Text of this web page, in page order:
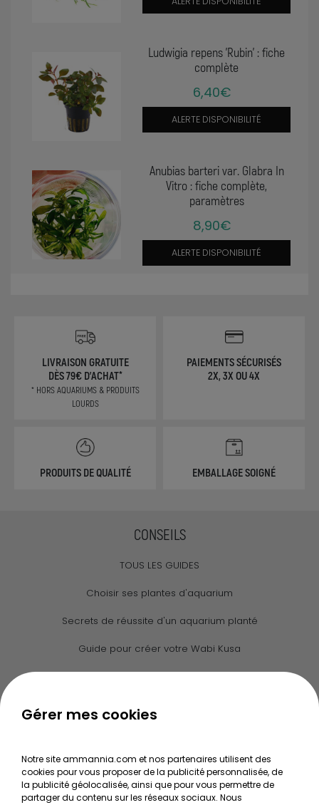
Ludwigia repens 'Rubin' : fiche
complète
6,40€
ALERTE DISPONIBILITÉ
Anubias barteri var. Glabra In
Vitro : fiche complète,
paramètres
8,90€
ALERTE DISPONIBILITÉ
LIVRAISON GRATUITE
DÈS 79€ D'ACHAT*
* HORS AQUARIUMS & PRODUITS
LOURDS
PAIEMENTS SÉCURISÉS
2X, 3X OU 4X
PRODUITS DE QUALITÉ EMBALLAGE SOIGNÉ
CONSEILS
TOUS LES GUIDES
Choisir ses plantes d'aquarium
Secrets de réussite d'un aquarium planté
Guide pour créer votre Wabi Kusa
Le journal d'Ammannia
NOS SERVICES
Mentions légales
Conditions générales de vente
Gérer mes cookies
Notre site ammannia.com et nos partenaires utilisent des
cookies pour vous proposer de la publicité personnalisée, de
la publicité géolocalisée, ainsi que pour vous permettre de
partager du contenu sur les réseaux sociaux. Nous